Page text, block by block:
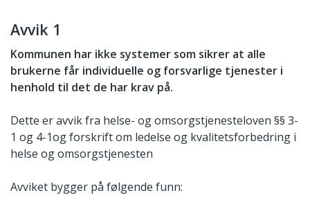
Avvik 1
Kommunen har ikke systemer som sikrer at alle
brukerne får individuelle og forsvarlige tjenester i
henhold til det de har krav på.
Dette er avvik fra helse- og omsorgstjenesteloven §§ 3-
1 og 4-1og forskrift om ledelse og kvalitetsforbedring i
helse og omsorgstjenesten
Avviket bygger på følgende funn: